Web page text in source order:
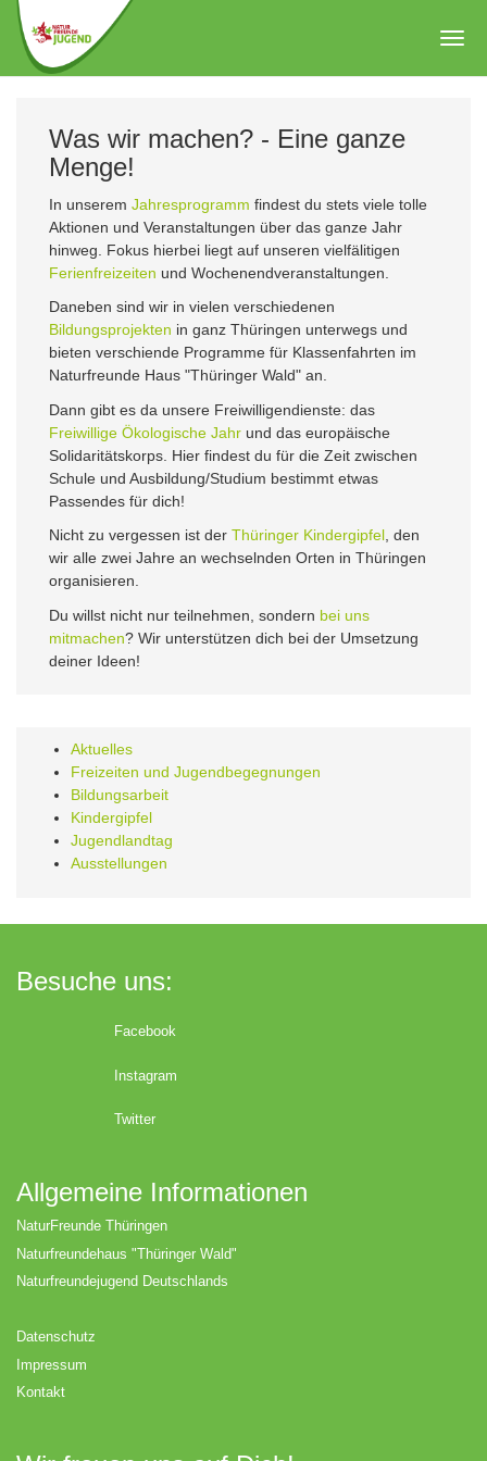
Zum
Hauptinhalt
springen
Was wir machen? - Eine ganze
Menge!
In unserem Jahresprogramm findest du stets viele tolle
Aktionen und Veranstaltungen über das ganze Jahr
hinweg. Fokus hierbei liegt auf unseren vielfälitigen
Ferienfreizeiten und Wochenendveranstaltungen.
Daneben sind wir in vielen verschiedenen
Bildungsprojekten in ganz Thüringen unterwegs und
bieten verschiende Programme für Klassenfahrten im
Naturfreunde Haus "Thüringer Wald" an.
Dann gibt es da unsere Freiwilligendienste: das
Freiwillige Ökologische Jahr und das europäische
Solidaritätskorps. Hier findest du für die Zeit zwischen
Schule und Ausbildung/Studium bestimmt etwas
Passendes für dich!
Nicht zu vergessen ist der Thüringer Kindergipfel , den
wir alle zwei Jahre an wechselnden Orten in Thüringen
organisieren.
Du willst nicht nur teilnehmen, sondern bei uns
mitmachen? Wir unterstützen dich bei der Umsetzung
deiner Ideen!
Aktuelles
Freizeiten und Jugendbegegnungen
Bildungsarbeit
Kindergipfel
Jugendlandtag
Ausstellungen
Besuche uns:
Facebook
Instagram
Twitter
Allgemeine Informationen
NaturFreunde Thüringen
Naturfreundehaus "Thüringer Wald"
Naturfreundejugend Deutschlands
Datenschutz
Impressum
Kontakt